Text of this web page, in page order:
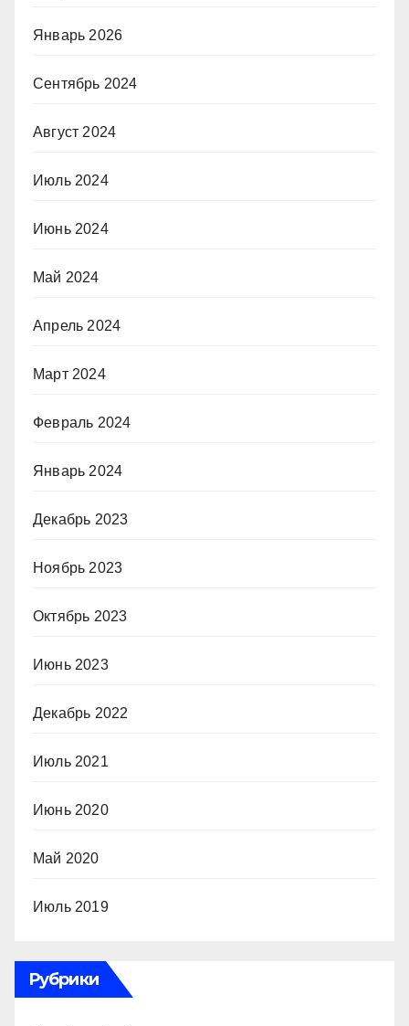
Январь 2026
Сентябрь 2024
Август 2024
Июль 2024
Июнь 2024
Май 2024
Апрель 2024
Март 2024
Февраль 2024
Январь 2024
Декабрь 2023
Ноябрь 2023
Октябрь 2023
Июнь 2023
Декабрь 2022
Июль 2021
Июнь 2020
Май 2020
Июль 2019
Рубрики